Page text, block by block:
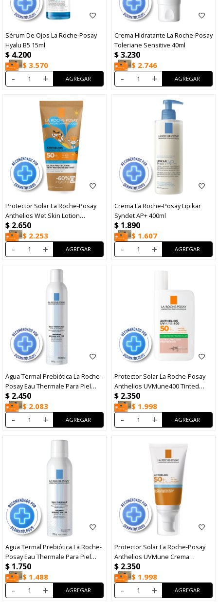
Sérum De Ojos La Roche-Posay
Hyalu B5 15ml
$ 4.200
$ 3.570
- +
Crema Hidratante La Roche-Posay
Toleriane Sensitive 40ml
$3.230
$ 2.746
- +
Protector Solar La Roche-Posay
Anthelios Wet Skin Lotion
Dermopediátrico FPS50+ 200ml
$ 2.650
$ 2.253
- +
Crema La Roche-Posay Lipikar
Syndet AP+ 400ml
$ 1.890
$ 1.607
- +
Agua Termal Prebiótica La Roche-
Posay Eau Thermale Para Piel
Sensible 300ml
$ 2.450
$ 2.083
- +
Protector Solar La Roche-Posay
Anthelios UVMune400 Tinted
Fluid FPS50+ 50ml
$ 2.350
$ 1.998
- +
Agua Termal Prebiótica La Roche-
Posay Eau Thermale Para Piel
Sensible 150ml
$ 1.750
$ 1.488
- +
Protector Solar La Roche-Posay
Anthelios UVMune Crema
Hidratante FPS50+ 50ml
$ 2.350
$ 1.998
- +